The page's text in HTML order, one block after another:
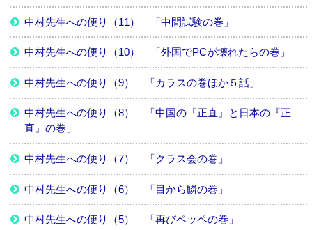
中村先生への便り（11） 「中間試験の巻」
中村先生への便り（10） 「外国でPCが壊れたらの巻」
中村先生への便り（9） 「カラスの巻ほか５話」
中村先生への便り（8） 「中国の『正直』と日本の『正
直』の巻」
中村先生への便り（7） 「クラス会の巻」
中村先生への便り（6） 「目から鱗の巻」
中村先生への便り（5） 「再びペッペの巻」